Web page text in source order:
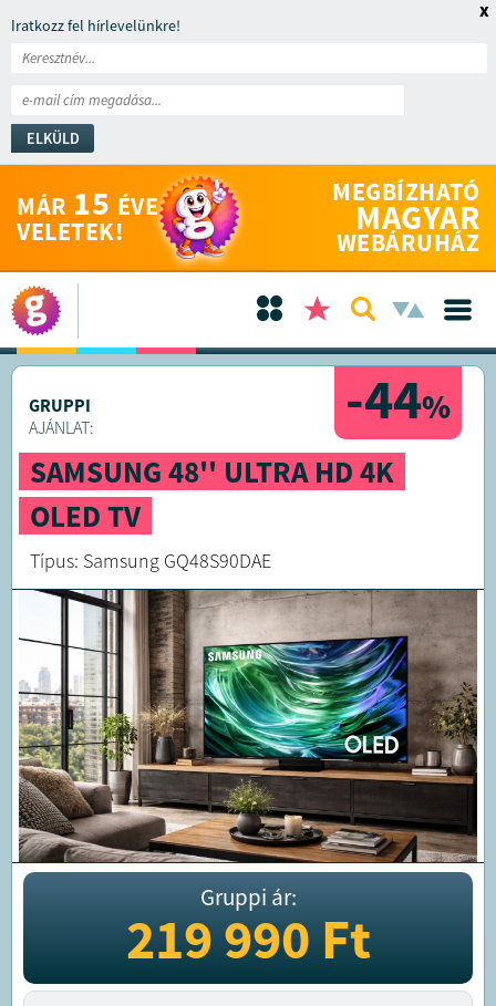
Iratkozz fel hírlevelünkre!
ELKÜLD
x
MÁR 15 ÉVE
VELETEK!
MEGBÍZHATÓ
MAGYAR
WEBÁRUHÁZ
-44%
GRUPPI
AJÁNLAT:
SAMSUNG 48'' ULTRA HD 4K
OLED TV
Típus: Samsung GQ48S90DAE
Gruppi ár:
219 990Ft